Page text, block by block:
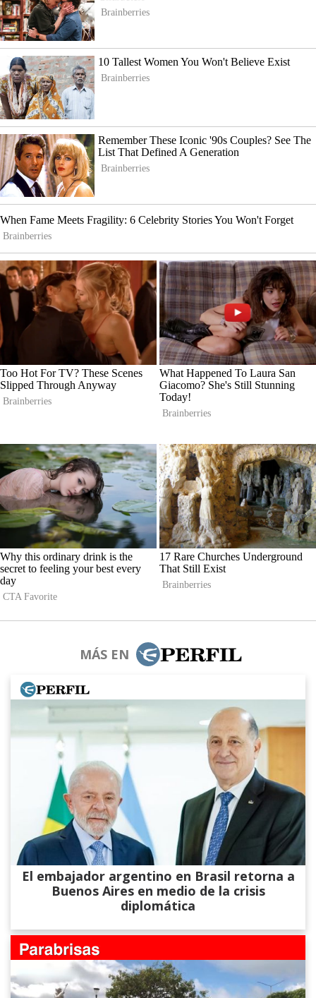
MÁS EN
El embajador argentino en Brasil retorna a
Buenos Aires en medio de la crisis
diplomática